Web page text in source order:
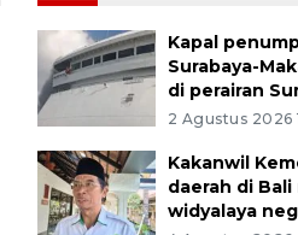
Kapal
Surabaya-
di perairan
2 Agustus 2026
Kakanwil
daerah di
widyalaya